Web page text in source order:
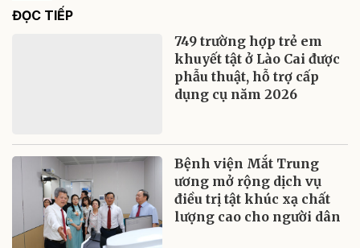
ĐỌC TIẾP
749 trường hợp trẻ em
khuyết tật ở Lào Cai được
phẫu thuật, hỗ trợ cấp
dụng cụ năm 2026
Bệnh viện Mắt Trung
ương mở rộng dịch vụ
điều trị tật khúc xạ chất
lượng cao cho người dân